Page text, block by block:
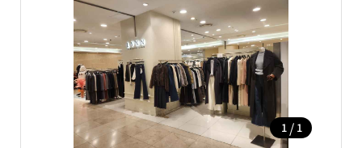
1 / 1